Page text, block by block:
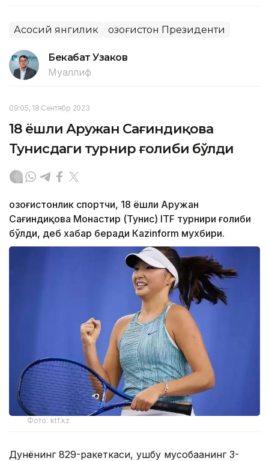
Асосий янгилик Қозоғистон Президенти
Бекабат Узаков
Муаллиф
09:05, 18 Сентябр 2023
18 ёшли Аружан Сағиндиқова
Тунисдаги турнир ғолиби бўлди
Қозоғистонлик спортчи, 18 ёшли Аружан
Сағиндиқова Монастир (Тунис) ITF турнири ғолиби
бўлди, деб хабар беради Каzinform мухбири.
Фото: ktf.kz
Дунёнинг 829-ракеткаси, ушбу мусобақанинг 3-